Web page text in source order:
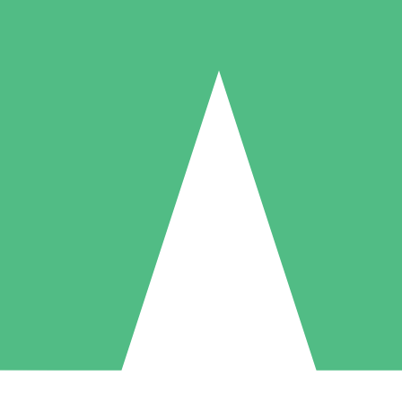
Individuelle Credit-Pakete
nach Bedarf mit Download-Credits. Keine monatliche Verpflichtung